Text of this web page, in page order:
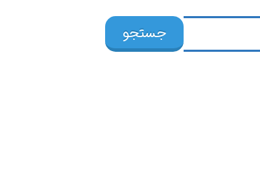
حساب کاربری من
تغییر گذر واژه
جستجو